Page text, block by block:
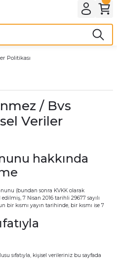
Politikası
/ Bvs
Veriler
hakkında
(bundan sonra KVKK olarak
7 Nisan 2016 tarihli 29677 sayılı
bir kısmı yayın tarihinde, bir kısmı ise 7
sıfatıyla, kişisel verileriniz bu sayfada